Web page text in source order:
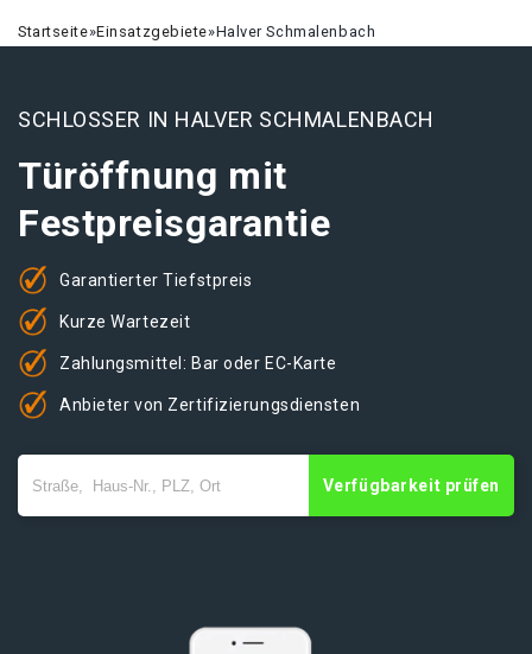
Startseite»Einsatzgebiete»Halver Schmalenbach
SCHLOSSER IN HALVER SCHMALENBACH
Türöffnung mit
Festpreisgarantie
Garantierter Tiefstpreis
Kurze Wartezeit
Zahlungsmittel: Bar oder EC-Karte
Anbieter von Zertifizierungsdiensten
Verfügbarkeit prüfen